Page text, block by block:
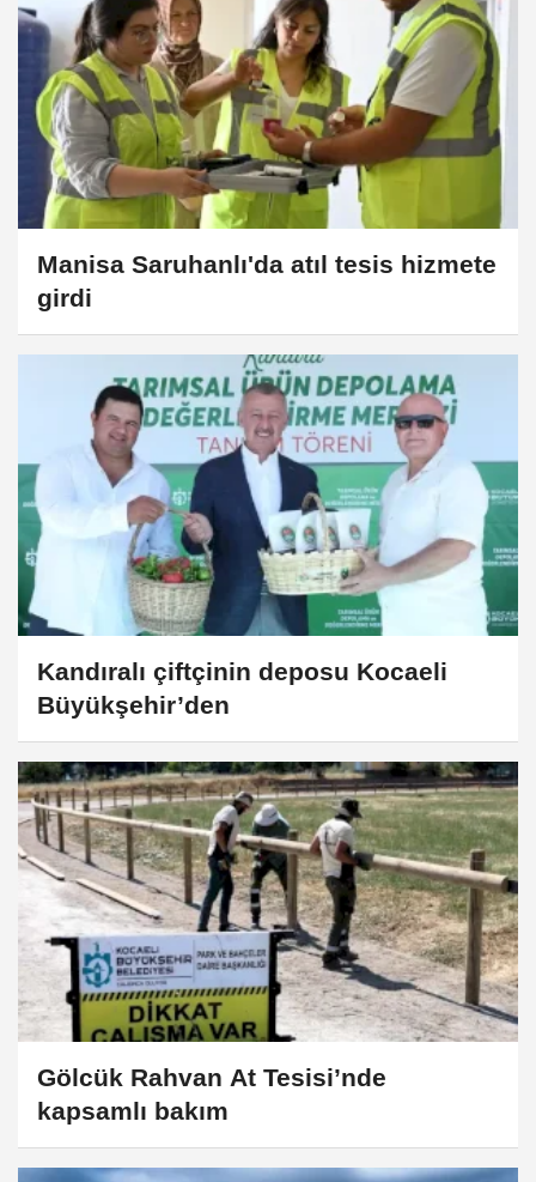
Manisa Saruhanlı'da atıl tesis hizmete
girdi
Kandıralı çiftçinin deposu Kocaeli
Büyükşehir’den
Gölcük Rahvan At Tesisi’nde
kapsamlı bakım